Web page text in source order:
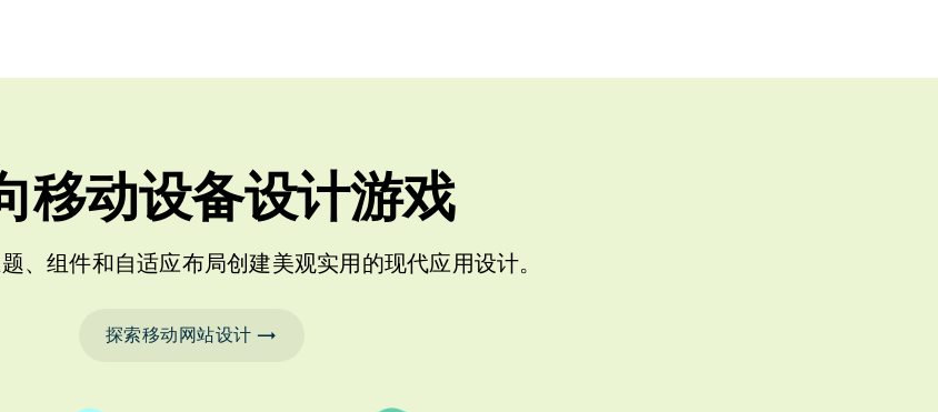
移动设备设计游戏
、组件和自适应布局创建美观实用的现代应用设计。
探索移动网站设计 →